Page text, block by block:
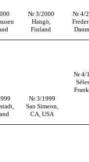
Nr 3/2000
Hangö,
Finland
Nr 4/
Nr 3/1999
San Simeon,
CA, USA
Nr 4/